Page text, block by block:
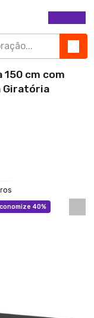
40%
150 cm com
Giratória